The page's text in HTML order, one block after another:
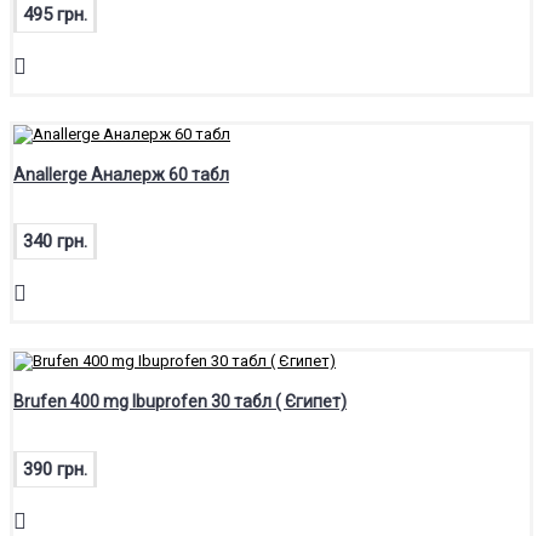
495 грн.
Anallerge Аналерж 60 табл
340 грн.
Brufen 400 mg Ibuprofen 30 табл ( Єгипет)
390 грн.